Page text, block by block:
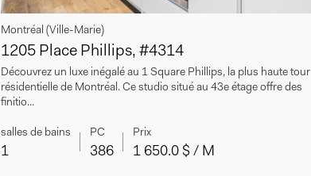
Montréal (Ville-Marie)
1205 Place Phillips, #4314
Découvrez un luxe inégalé au 1 Square Phillips, la plus haute tour
résidentielle de Montréal. Ce studio situé au 43e étage offre des
finitio...
salles de bains
1
PC
386
Prix
1 650.0 $ / M